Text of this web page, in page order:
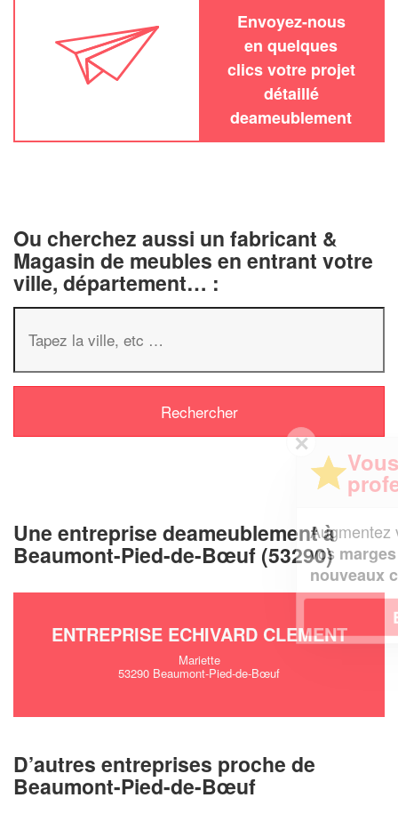
Envoyez-nous
en quelques
clics votre projet
détaillé
deameublement
Ou cherchez aussi un fabricant &
Magasin de meubles en entrant votre
ville, département… :
Une entreprise deameublement à
Beaumont-Pied-de-Bœuf (53290)
ENTREPRISE ECHIVARD CLEMENT
Mariette
53290 Beaumont-Pied-de-Bœuf
D’autres entreprises proche de
Beaumont-Pied-de-Bœuf
✕
professionnel ?
Augmentez votrechiffre d'affaireset
vosmargestout en gagnant de